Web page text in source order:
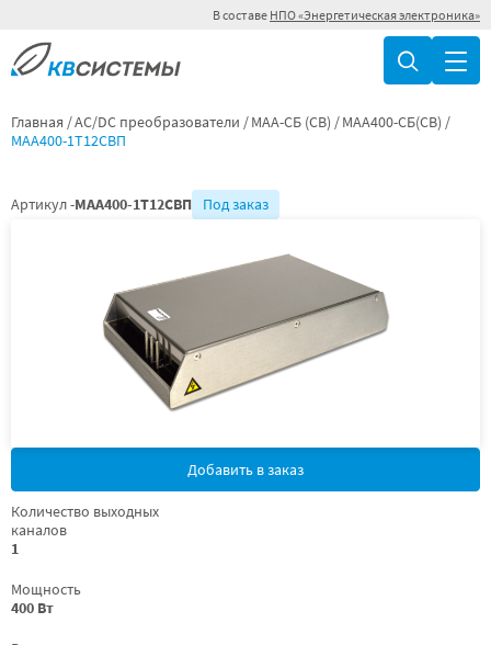
В составе НПО «Энергетическая электроника»
Главная AC/DC преобразователи МАА-СБ (СВ)
МАА400-СБ(СВ)
МАА400-1Т12СВП
Артикул -МАА400-1Т12СВП Под заказ
Добавить в заказ
Количество выходных
каналов
1
Мощность
400 Вт